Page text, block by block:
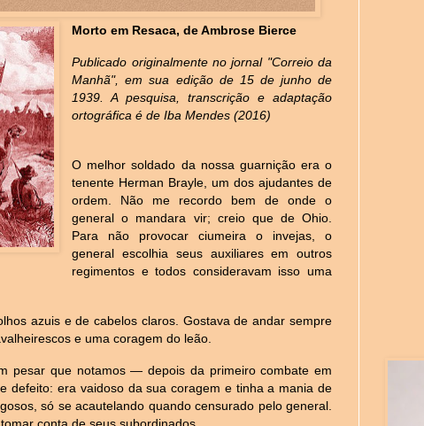
Morto em Resaca, de Ambrose Bierce
Publicado originalmente no jornal "Correio da
Manhã", em sua edição de 15 de junho de
1939. A pesquisa, transcrição e adaptação
ortográfica é de Iba Mendes (2016)
O melhor soldado da nossa guarnição era o
tenente Herman Brayle, um dos ajudantes de
ordem. Não me recordo bem de onde o
general o mandara vir; creio que de Ohio.
Para não provocar ciumeira o invejas, o
general escolhia seus auxiliares em outros
regimentos e todos consideravam isso uma
azuis e de cabelos claros. Gostava de andar sempre
e uma coragem do leão.
pesar que notamos — depois da primeiro combate em
defeito: era vaidoso da sua coragem e tinha a mania de
só se acautelando quando censurado pelo general.
conta de seus subordinados.